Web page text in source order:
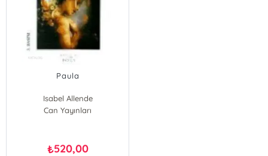
Paula
Isabel Allende
Can Yayınları
₺520,00